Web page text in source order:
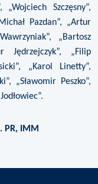
„Wojciech Szczęsny”,
Pazdan”, „Artur
„Bartosz
Jędrzejczyk”, „Filip
„Karol Linetty”,
„Sławomir Peszko”,
PR, IMM